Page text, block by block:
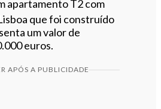
apartamento T2 com
que foi construído
um valor de
euros.
APÓS A PUBLICIDADE